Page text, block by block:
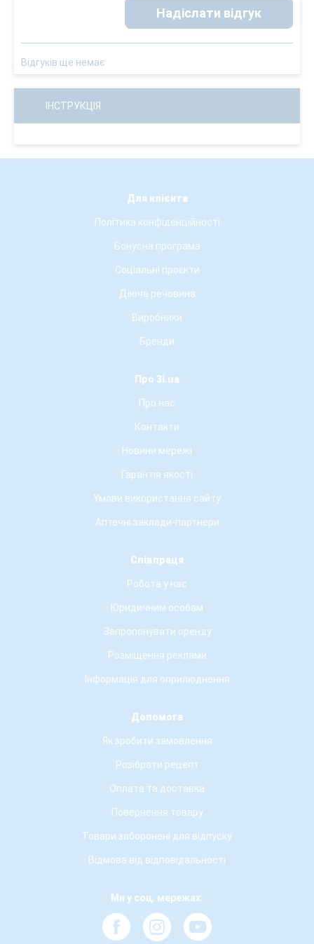
Надіслати відгук
Відгуків ще немає
ІНСТРУКЦІЯ
Для клієнта
Політика конфіденційності
Бонусна програма
Соціальні проєкти
Діюча речовина
Виробники
Бренди
Про 3i.ua
Про нас
Контакти
Новини мережі
Гарантія якості
Умови використання сайту
Аптечні заклади-партнери
Співпраця
Робота у нас
Юридичним особам
Запропонувати оренду
Розміщення реклами
Інформація для оприлюднення
Допомога
Як зробити замовлення
Розібрати рецепт
Оплата та доставка
Повернення товару
Товари заборонені для відпуску
Відмова від відповідальності
Ми у соц. мережах: